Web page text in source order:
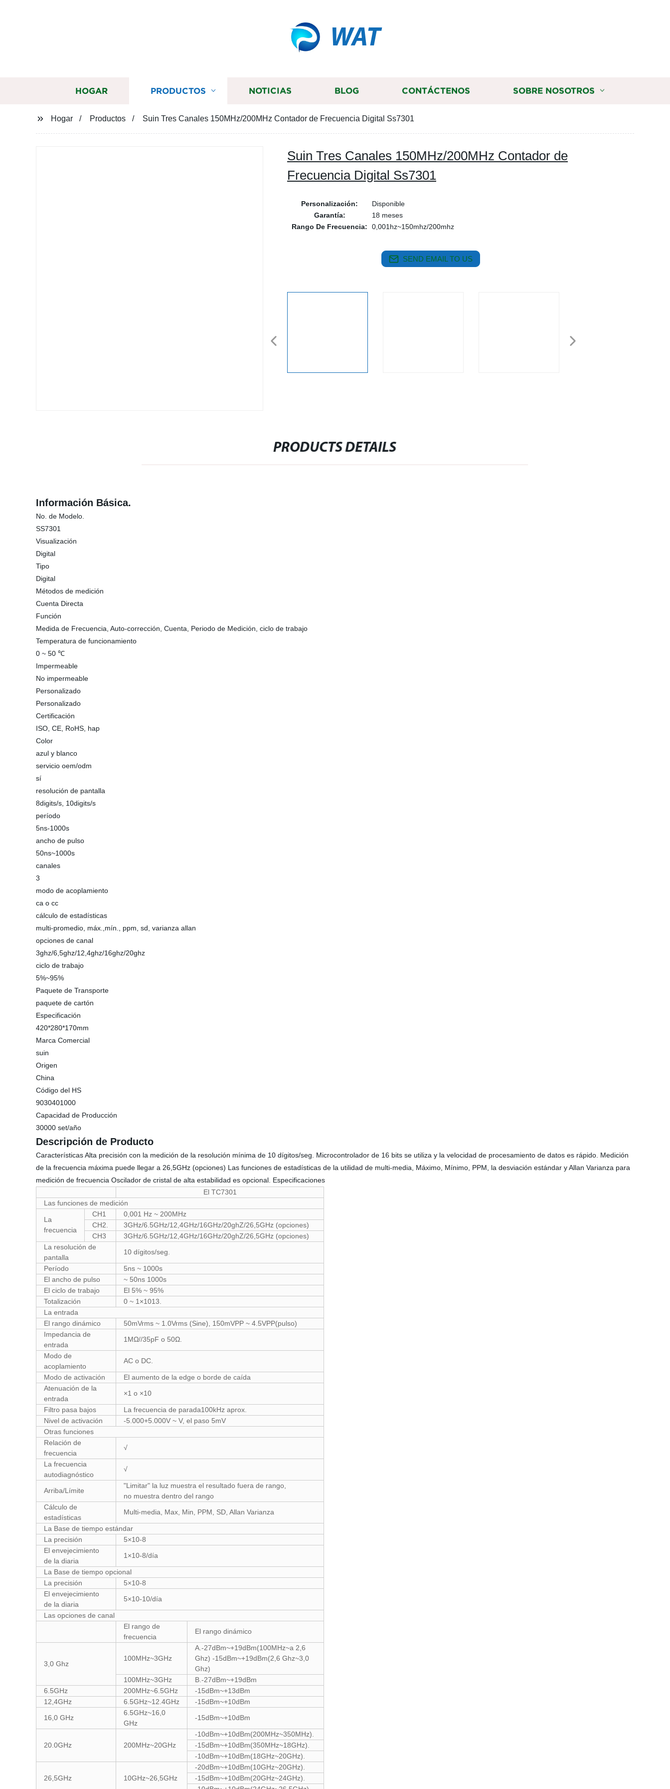
WAT
HOGAR PRODUCTOS NOTICIAS BLOG CONTÁCTENOS SOBRE NOSOTROS
Hogar Productos Suin Tres Canales 150MHz/200MHz Contador de Frecuencia Digital Ss7301
Suin Tres Canales 150MHz/200MHz Contador de
Frecuencia Digital Ss7301
Personalización:
Disponible
Garantía:
18 meses
Rango De Frecuencia:
0,001hz~150mhz/200mhz
SEND EMAIL TO US
PRODUCTS DETAILS
Información Básica.
No. de Modelo.
SS7301
Visualización
Digital
Tipo
Digital
Métodos de medición
Cuenta Directa
Función
Medida de Frecuencia, Auto-corrección, Cuenta, Periodo de Medición, ciclo de trabajo
Temperatura de funcionamiento
0 ~ 50 ℃
Impermeable
No impermeable
Personalizado
Personalizado
Certificación
ISO, CE, RoHS, hap
Color
azul y blanco
servicio oem/odm
sí
resolución de pantalla
8digits/s, 10digits/s
período
5ns-1000s
ancho de pulso
50ns~1000s
canales
3
modo de acoplamiento
ca o cc
cálculo de estadísticas
multi-promedio, máx.,mín., ppm, sd, varianza allan
opciones de canal
3ghz/6,5ghz/12,4ghz/16ghz/20ghz
ciclo de trabajo
5%~95%
Paquete de Transporte
paquete de cartón
Especificación
420*280*170mm
Marca Comercial
suin
Origen
China
Código del HS
9030401000
Capacidad de Producción
30000 set/año
Descripción de Producto
Características Alta precisión con la medición de la resolución mínima de 10 dígitos/seg. Microcontrolador de 16 bits se utiliza y la velocidad de procesamiento de datos es rápido. Medición
de la frecuencia máxima puede llegar a 26,5GHz (opciones) Las funciones de estadísticas de la utilidad de multi-media, Máximo, Mínimo, PPM, la desviación estándar y Allan Varianza para
medición de frecuencia Oscilador de cristal de alta estabilidad es opcional. Especificaciones
El TC7301
Las funciones de medición
La
frecuencia
CH1
0,001 Hz ~ 200MHz
CH2.
3GHz/6.5GHz/12,4GHz/16GHz/20ghZ/26,5GHz (opciones)
CH3
3GHz/6.5GHz/12,4GHz/16GHz/20ghZ/26,5GHz (opciones)
La resolución de
pantalla
10 dígitos/seg.
Período
5ns ~ 1000s
El ancho de pulso
~ 50ns 1000s
El ciclo de trabajo
El 5% ~ 95%
Totalización
0 ~ 1×1013.
La entrada
El rango dinámico
50mVrms ~ 1.0Vrms (Sine), 150mVPP ~ 4.5VPP(pulso)
Impedancia de
entrada
1MΩ//35pF o 50Ω.
Modo de
acoplamiento
AC o DC.
Modo de activación
El aumento de la edge o borde de caída
Atenuación de la
entrada
×1 o ×10
Filtro pasa bajos
La frecuencia de parada100kHz aprox.
Nivel de activación
-5.000+5.000V ~ V, el paso 5mV
Otras funciones
Relación de
frecuencia
√
La frecuencia
autodiagnóstico
√
Arriba/Límite
"Limitar" la luz muestra el resultado fuera de rango,
no muestra dentro del rango
Cálculo de
estadísticas
Multi-media, Max, Min, PPM, SD, Allan Varianza
La Base de tiempo estándar
La precisión
5×10-8
El envejecimiento
de la diaria
1×10-8/día
La Base de tiempo opcional
La precisión
5×10-8
El envejecimiento
de la diaria
5×10-10/día
Las opciones de canal
El rango de
frecuencia
El rango dinámico
3,0 Ghz
100MHz~3GHz
A.-27dBm~+19dBm(100MHz~a 2,6
Ghz) -15dBm~+19dBm(2,6 Ghz~3,0
Ghz)
100MHz~3GHz
B.-27dBm~+19dBm
6.5GHz
200MHz~6.5GHz
-15dBm~+13dBm
12,4GHz
6.5GHz~12.4GHz
-15dBm~+10dBm
16,0 GHz
6.5GHz~16,0
GHz
-15dBm~+10dBm
20.0GHz 200MHz~20GHz
-10dBm~+10dBm(200MHz~350MHz).
-15dBm~+10dBm(350MHz~18GHz).
-10dBm~+10dBm(18GHz~20GHz).
26,5GHz 10GHz~26,5GHz
-20dBm~+10dBm(10GHz~20GHz).
-15dBm~+10dBm(20GHz~24GHz).